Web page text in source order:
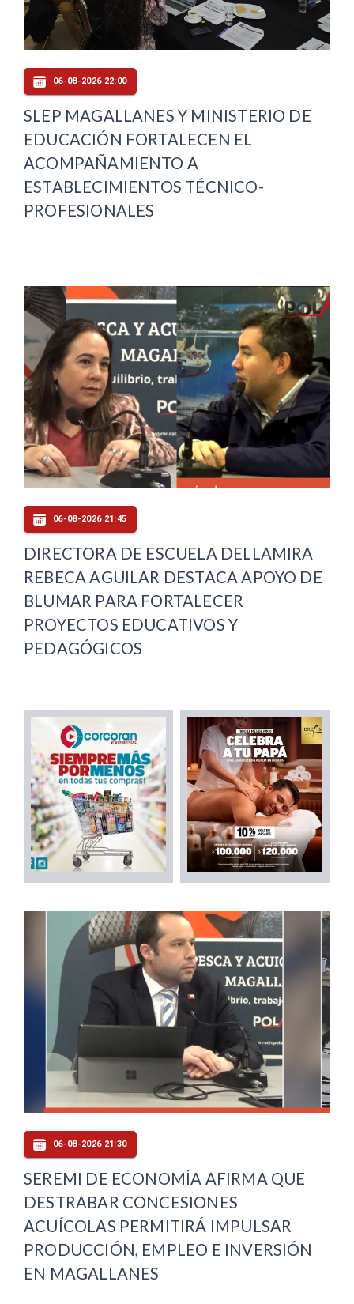
06-08-2026 22:00
SLEP MAGALLANES Y MINISTERIO DE
EDUCACIÓN FORTALECEN EL
ACOMPAÑAMIENTO A
ESTABLECIMIENTOS TÉCNICO-
PROFESIONALES
06-08-2026 21:45
DIRECTORA DE ESCUELA DELLAMIRA
REBECA AGUILAR DESTACA APOYO DE
BLUMAR PARA FORTALECER
PROYECTOS EDUCATIVOS Y
PEDAGÓGICOS
06-08-2026 21:30
SEREMI DE ECONOMÍA AFIRMA QUE
DESTRABAR CONCESIONES
ACUÍCOLAS PERMITIRÁ IMPULSAR
PRODUCCIÓN, EMPLEO E INVERSIÓN
EN MAGALLANES